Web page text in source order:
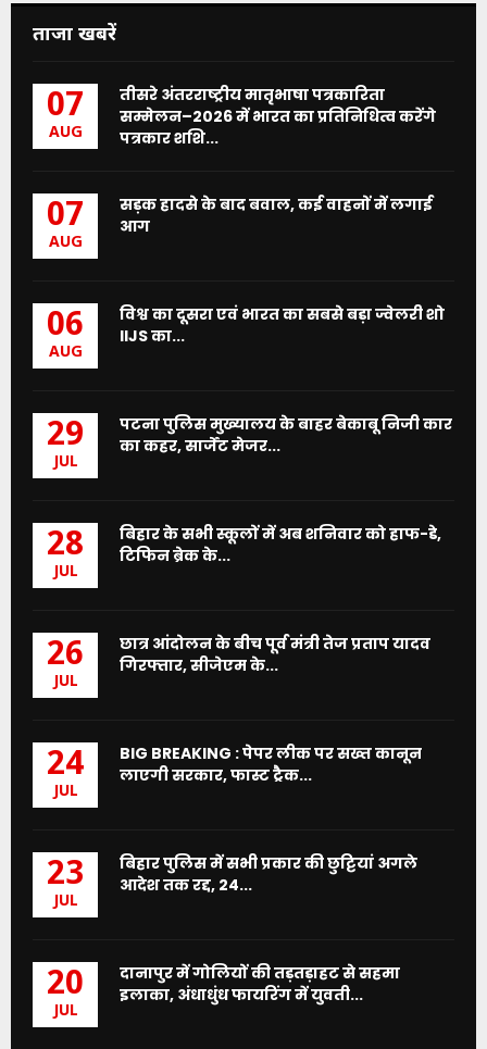
ताजा खबरें
07
AUG
तीसरे अंतरराष्ट्रीय मातृभाषा पत्रकारिता
सम्मेलन–2026 में भारत का प्रतिनिधित्व करेंगे
पत्रकार शशि...
07
AUG
सड़क हादसे के बाद बवाल, कई वाहनों में लगाई
आग
06
AUG
विश्व का दूसरा एवं भारत का सबसे बड़ा ज्वेलरी शो
IIJS का...
29
JUL
पटना पुलिस मुख्यालय के बाहर बेकाबू निजी कार
का कहर, सार्जेंट मेजर...
28
JUL
बिहार के सभी स्कूलों में अब शनिवार को हाफ-डे,
टिफिन ब्रेक के...
26
JUL
छात्र आंदोलन के बीच पूर्व मंत्री तेज प्रताप यादव
गिरफ्तार, सीजेएम के...
24
JUL
BIG BREAKING : पेपर लीक पर सख्त कानून
लाएगी सरकार, फास्ट ट्रैक...
23
JUL
बिहार पुलिस में सभी प्रकार की छुट्टियां अगले
आदेश तक रद्द, 24...
20
JUL
दानापुर में गोलियों की तड़तड़ाहट से सहमा
इलाका, अंधाधुंध फायरिंग में युवती...